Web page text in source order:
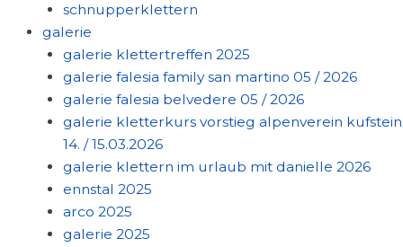
schnupperklettern
galerie
galerie klettertreffen 2025
galerie falesia family san martino 05 / 2026
galerie falesia belvedere 05 / 2026
galerie kletterkurs vorstieg alpenverein kufstein
14. / 15.03.2026
galerie klettern im urlaub mit danielle 2026
ennstal 2025
arco 2025
galerie 2025